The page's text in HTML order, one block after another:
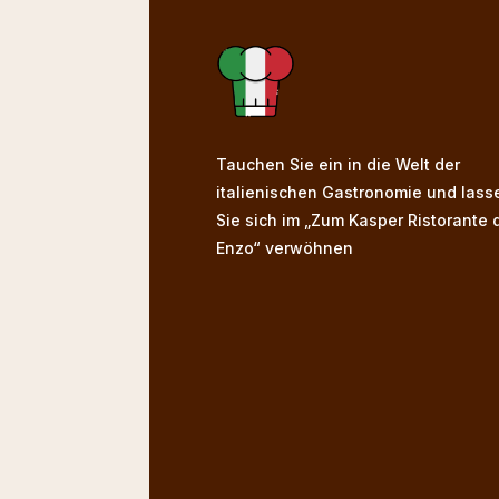
Tauchen Sie ein in die Welt der
italienischen Gastronomie und
Sie sich im „Zum Kasper Ristorante
Enzo“ verwöhnen